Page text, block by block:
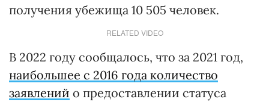
получения убежища 10 505 человек.
RELATED VIDEO
В 2022 году сообщалось, что за 2021 год,
наибольшее с 2016 года количество
заявлений о предоставлении статуса